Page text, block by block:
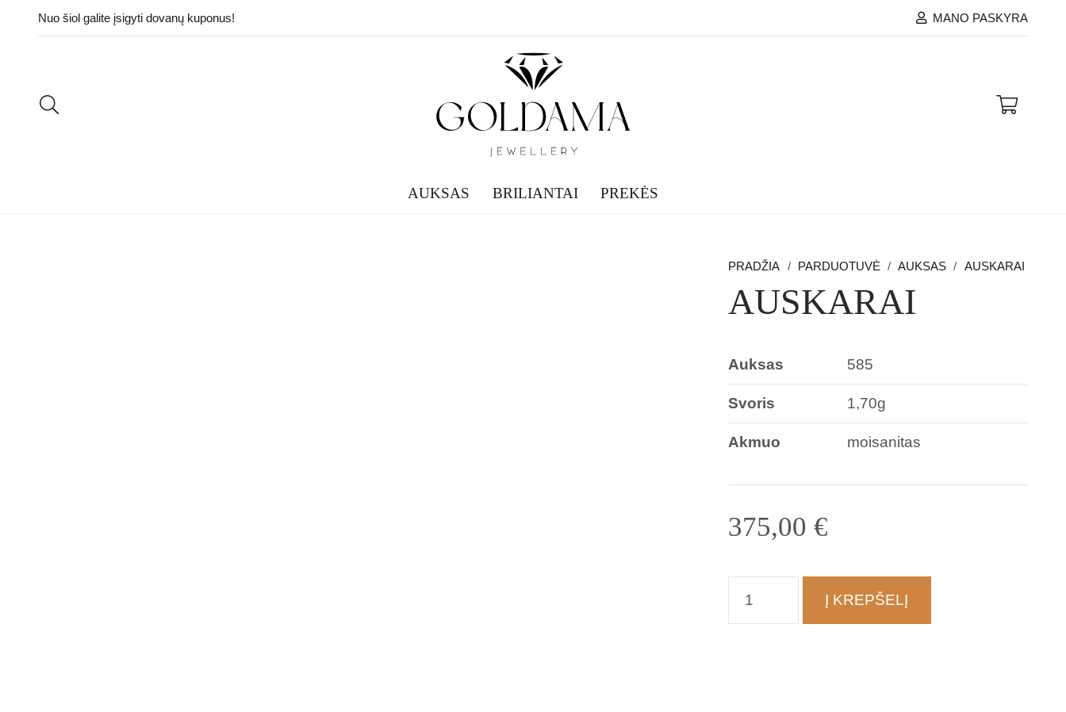
Nuo šiol galite įsigyti dovanų kuponus! MANO PASKYRA
AUKSAS BRILIANTAI PREKĖS
PRADŽIA / PARDUOTUVĖ / AUKSAS / AUSKARAI
AUSKARAI
Auksas 585
Svoris 1,70g
Akmuo moisanitas
375,00€
kiekis:
Auskarai
Į KREPŠELĮ